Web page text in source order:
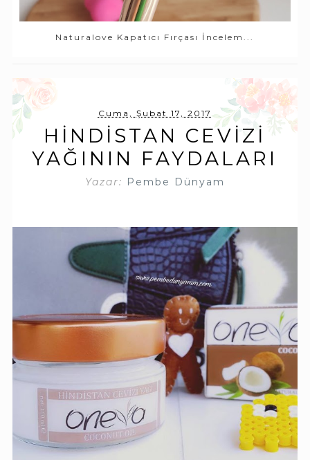
Naturalove Kapatıcı Fırçası İncelem...
Cuma, Şubat 17, 2017
HINDISTAN CEVIZI
YAĞININ FAYDALARI
Yazar: Pembe Dünyam